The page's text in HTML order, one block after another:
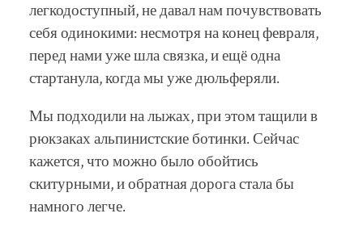
легкодоступный, не давал нам почувствовать
себя одинокими: несмотря на конец февраля,
перед нами уже шла связка, и ещё одна
стартанула, когда мы уже дюльферяли.
Мы подходили на лыжах, при этом тащили в
рюкзаках альпинистские ботинки. Сейчас
кажется, что можно было обойтись
скитурными, и обратная дорога стала бы
намного легче.